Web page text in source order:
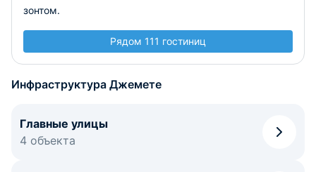
зонтом.
Рядом 111 гостиниц
Инфраструктура Джемете
Главные улицы
4 объекта